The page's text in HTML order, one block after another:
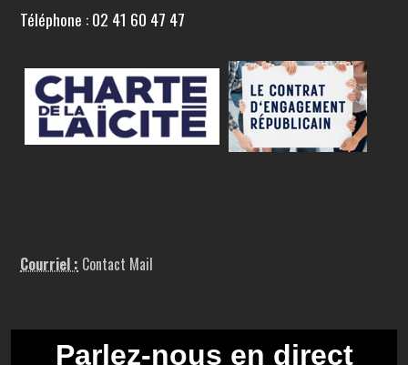
Téléphone : 02 41 60 47 47
Courriel : Contact Mail